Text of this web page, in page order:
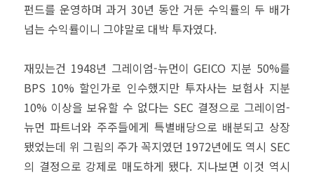
펀드를 운영하며 과거 30년 동안 거둔 수익률의 두 배가
넘는 수익률이니 그야말로 대박 투자였다.
재밌는건 1948년 그레이엄-뉴먼이 GEICO 지분 50%를
BPS 10% 할인가로 인수했지만 투자사는 보험사 지분
10% 이상을 보유할 수 없다는 SEC 결정으로 그레이엄-
뉴먼 파트너와 주주들에게 특별배당으로 배분되고 상장
됐었는데 위 그림의 주가 꼭지였던 1972년에도 역시 SEC
의 결정으로 강제로 매도하게 됐다. 지나보면 이것 역시